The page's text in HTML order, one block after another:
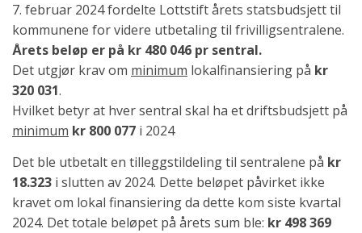
7. februar 2024 fordelte Lottstift årets statsbudsjett til
kommunene for videre utbetaling til frivilligsentralene.
Årets beløp er på kr 480 046 pr sentral.
Det utgjør krav om minimum lokalfinansiering på kr
320 031.
Hvilket betyr at hver sentral skal ha et driftsbudsjett på
minimum kr 800 077 i 2024
Det ble utbetalt en tilleggstildeling til sentralene på kr
18.323 i slutten av 2024. Dette beløpet påvirket ikke
kravet om lokal finansiering da dette kom siste kvartal
2024. Det totale beløpet på årets sum ble: kr 498 369